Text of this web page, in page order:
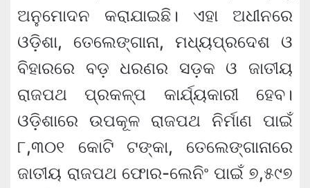
ଅନୁମୋଦନ କରାଯାଇଛି। ଏହା ଅଧୀନରେ
ଓଡ଼ିଶା, ତେଲେଙ୍ଗାନା, ମଧ୍ୟପ୍ରଦେଶ ଓ
ବିହାରରେ ବଡ଼ ଧରଣର ସଡ଼କ ଓ ଜାତୀୟ
ରାଜପଥ ପ୍ରକଳ୍ପ କାର୍ଯ୍ୟକାରୀ ହେବ।
ଓଡ଼ିଶାରେ ଉପକୂଳ ରାଜପଥ ନିର୍ମାଣ ପାଇଁ
୮,୩୦୧ କୋଟି ଟଙ୍କା, ତେଲେଙ୍ଗାନାରେ
ଜାତୀୟ ରାଜପଥ ଫୋର-ଲେନିଂ ପାଇଁ ୭,୫୯୭